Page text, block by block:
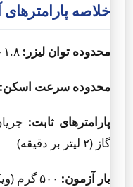
خلاصه
محدوده توان لیزر:
محدوده سرعت اسکن:
پارامترهای ثابت:
گاز (۲ لیتر بر دقیقه)
بار آزمون: